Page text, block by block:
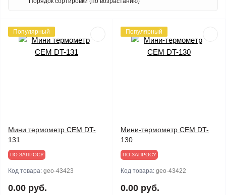
Популярный
Мини термометр CEM DT-
131
ПО ЗАПРОСУ
Код товара: geo-43423
0.00 руб.
Популярный
Мини-термометр CEM DT-
130
ПО ЗАПРОСУ
Код товара: geo-43422
0.00 руб.